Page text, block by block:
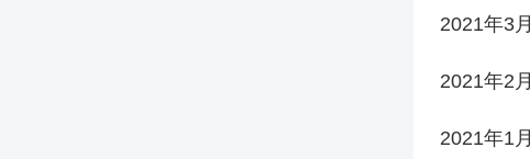
2021年3月
2021年2月
2021年1月